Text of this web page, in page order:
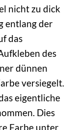
nicht zu dick
entlang der
das
des
dünnen
versiegelt.
eigentliche
Dies
Farbe unter